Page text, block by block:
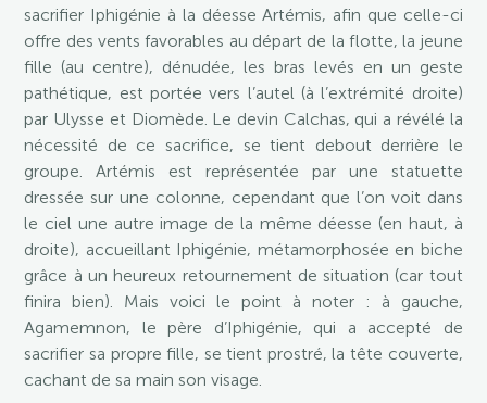
sacrifier Iphigénie à la déesse Artémis, afin que celle-ci
offre des vents favorables au départ de la flotte, la jeune
fille (au centre), dénudée, les bras levés en un geste
pathétique, est portée vers l’autel (à l’extrémité droite)
par Ulysse et Diomède. Le devin Calchas, qui a révélé la
nécessité de ce sacrifice, se tient debout derrière le
groupe. Artémis est représentée par une statuette
dressée sur une colonne, cependant que l’on voit dans
le ciel une autre image de la même déesse (en haut, à
droite), accueillant Iphigénie, métamorphosée en biche
grâce à un heureux retournement de situation (car tout
finira bien). Mais voici le point à noter : à gauche,
Agamemnon, le père d’Iphigénie, qui a accepté de
sacrifier sa propre fille, se tient prostré, la tête couverte,
cachant de sa main son visage.